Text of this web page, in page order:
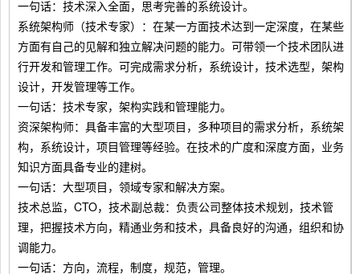
一句话：技术深入全面，思考完善的系统设计。
系统架构师（技术专家）：在某一方面技术达到一定深度，在某些
方面有自己的见解和独立解决问题的能力。可带领一个技术团队进
行开发和管理工作。可完成需求分析，系统设计，技术选型，架构
设计，开发管理等工作。
一句话：技术专家，架构实践和管理能力。
资深架构师：具备丰富的大型项目，多种项目的需求分析，系统架
构，系统设计，项目管理等经验。在技术的广度和深度方面，业务
知识方面具备专业的建树。
一句话：大型项目，领域专家和解决方案。
技术总监，CTO，技术副总裁：负责公司整体技术规划，技术管
理，把握技术方向，精通业务和技术，具备良好的沟通，组织和协
调能力。
一句话：方向，流程，制度，规范，管理。